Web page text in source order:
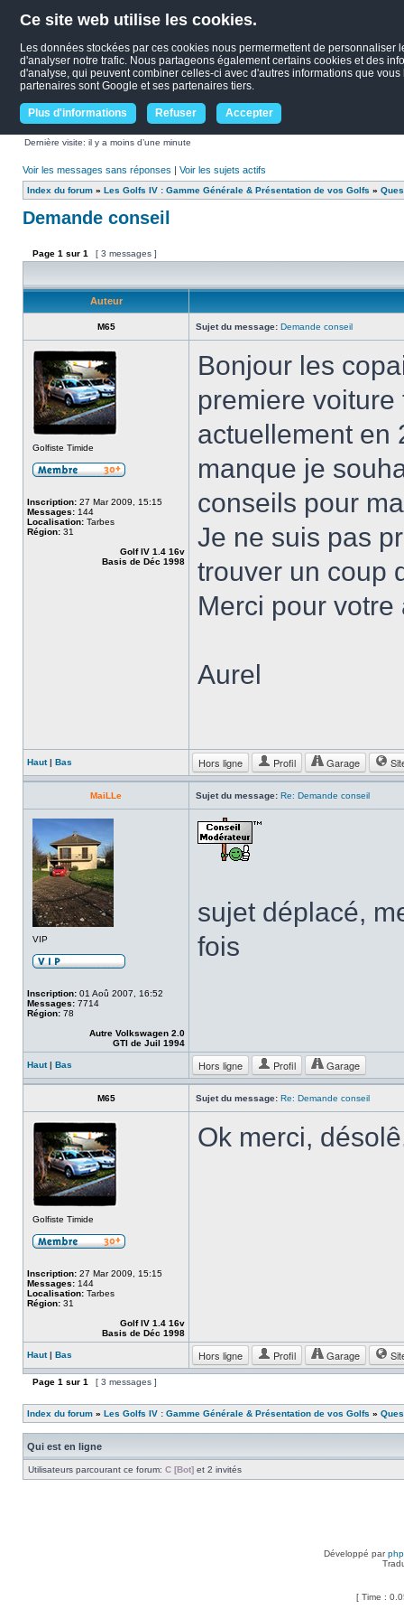
Ce site web utilise les cookies.
Les données stockées par ces cookies nous permermettent de
d'analyser notre trafic. Nous partageons également certains cookies et des
d'analyse, qui peuvent combiner celles-ci avec d'autres informations que
partenaires sont Google et ses partenaires tiers.
Plus d'informations Refuser Accepter
Dernière visite: il y a moins d’une minute
Voir les messages sans réponses | Voir les sujets actifs
Index du forum » Les Golfs IV : Gamme Générale & Présentation de vos Golfs »
Demande conseil
Page 1 sur 1 [ 3 messages ]
Auteur
M65 Sujet du message: Demande conseil
Golfiste Timide
Inscription: 27 Mar 2009, 15:15
Messages: 144
Localisation: Tarbes
Région: 31
Golf IV 1.4 16v
Basis de Déc 1998
Bonjour les
premiere
actuellement en
manque je
conseils pour
Je ne suis pas
trouver un coup
Merci pour votre
Aurel
Haut| Bas Hors ligne Profil Garage
MaiLLe Sujet du message: Re: Demande conseil
VIP
Inscription: 01 Aoû 2007, 16:52
Messages: 7714
Région: 78
Autre Volkswagen 2.0
GTI de Juil 1994
sujet déplacé,
fois
Haut| Bas Hors ligne Profil Garage
M65 Sujet du message: Re: Demande conseil
Golfiste Timide
Inscription: 27 Mar 2009, 15:15
Messages: 144
Localisation: Tarbes
Région: 31
Golf IV 1.4 16v
Basis de Déc 1998
Ok merci,
Haut| Bas Hors ligne Profil Garage
Page 1 sur 1 [ 3 messages ]
Index du forum » Les Golfs IV : Gamme Générale & Présentation de vos Golfs »
Qui est en ligne
Utilisateurs parcourant ce forum: C [Bot] et 2 invités
Développé par
[ Time :